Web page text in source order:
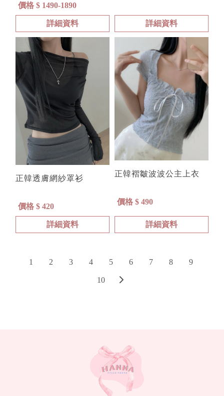
價格 $ 1490-1890
詳細資料 詳細資料
正韓透膚網紗罩衫
價格 $ 420
詳細資料
正韓褶皺波波公主上衣
價格 $ 490
詳細資料
1 2 3 4 5 6 7 8 9
10